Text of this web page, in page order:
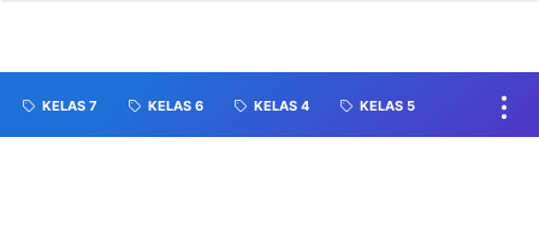
KELAS 7 KELAS 6 KELAS 4 KELAS 5